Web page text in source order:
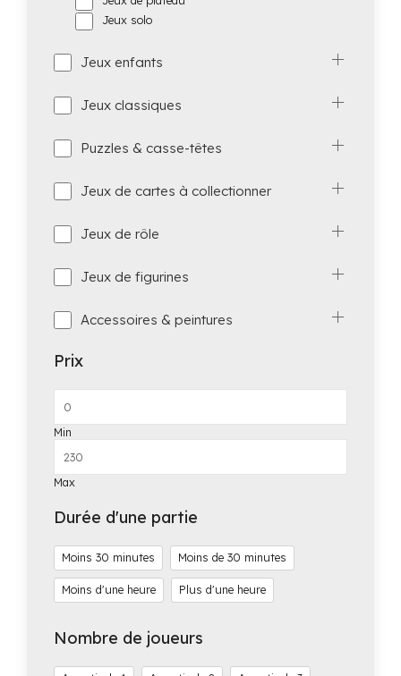
Jeux solo
Jeux enfants
Jeux classiques
Puzzles & casse-têtes
Jeux de cartes à collectionner
Jeux de rôle
Jeux de figurines
Accessoires & peintures
Prix
Min
Max
Durée d'une partie
Moins 30 minutes Moins de 30 minutes
Moins d'une heure Plus d'une heure
Nombre de joueurs